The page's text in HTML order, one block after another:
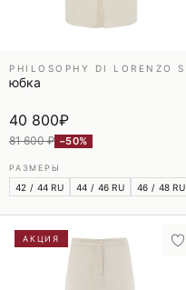
юбка
40 800₽
81 600 ₽ −50%
РАЗМЕРЫ
42 / 44 RU 44 / 46 RU 46 / 48 RU
АКЦИЯ